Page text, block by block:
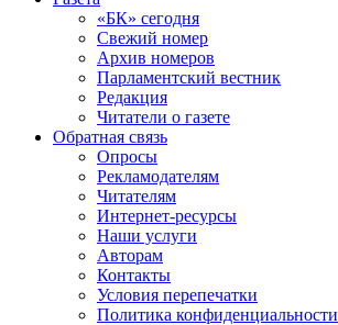
«БК» сегодня
Свежий номер
Архив номеров
Парламентский вестник
Редакция
Читатели о газете
Обратная связь
Опросы
Рекламодателям
Читателям
Интернет-ресурсы
Наши услуги
Авторам
Контакты
Условия перепечатки
Политика конфиденциальности